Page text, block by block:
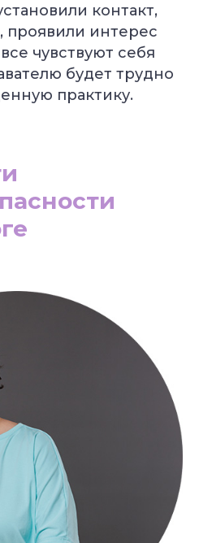
контакт,
проявили интерес
чувствуют себя
будет трудно
практику.